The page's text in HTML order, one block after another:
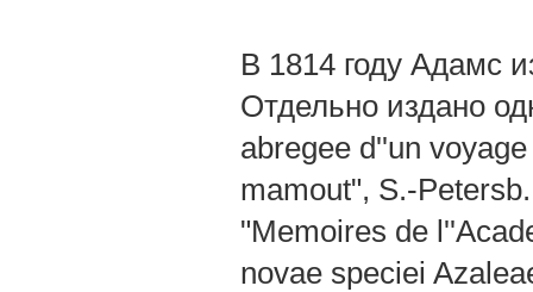
В 1814 году Адамс
Отдельно издано
abregee d''un
mamout", S.-
"Memoires de
novae speciei